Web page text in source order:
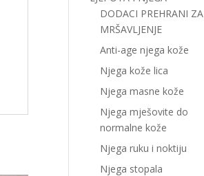
DODACI PREHRANI ZA
MRŠAVLJENJE
Anti-age njega kože
Njega kože lica
Njega masne kože
Njega mješovite do
normalne kože
Njega ruku i noktiju
Njega stopala